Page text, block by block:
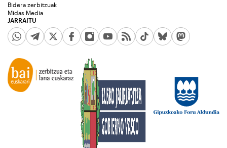
JARRAITU
Bidera zerbitzuak
Midas Media